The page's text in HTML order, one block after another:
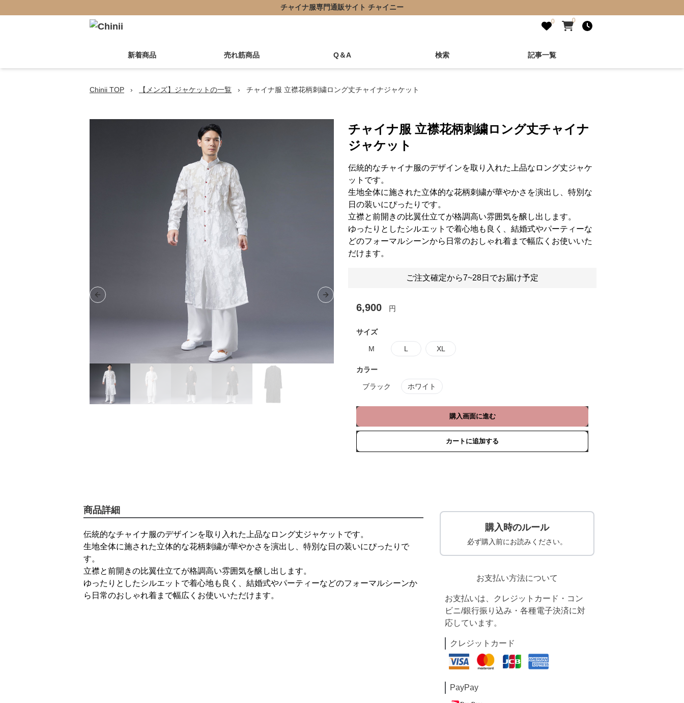
チャイナ服専門通販サイト チャイニー
0 0
新着商品 売れ筋商品 Q＆A 検索 記事一覧
Chinii TOP › 【メンズ】ジャケットの一覧 › チャイナ服 立襟花柄刺繍ロング丈チャイナジャケット
Previous slide Next slide
チャイナ服 立襟花柄刺繍ロング丈チャイナ
ジャケット
伝統的なチャイナ服のデザインを取り入れた上品なロング丈ジャケ
ットです。
生地全体に施された立体的な花柄刺繍が華やかさを演出し、特別な
日の装いにぴったりです。
立襟と前開きの比翼仕立てが格調高い雰囲気を醸し出します。
ゆったりとしたシルエットで着心地も良く、結婚式やパーティーな
どのフォーマルシーンから日常のおしゃれ着まで幅広くお使いいた
だけます。
ご注文確定から7~28日でお届け予定
6,900 円
サイズ
M L XL
カラー
ブラック ホワイト
購入画面に進む
カートに追加する
商品詳細
伝統的なチャイナ服のデザインを取り入れた上品なロング丈ジャケットです。
生地全体に施された立体的な花柄刺繍が華やかさを演出し、特別な日の装いにぴったりで
す。
立襟と前開きの比翼仕立てが格調高い雰囲気を醸し出します。
ゆったりとしたシルエットで着心地も良く、結婚式やパーティーなどのフォーマルシーンか
ら日常のおしゃれ着まで幅広くお使いいただけます。
購入時のルール
必ず購入前にお読みください。
お支払い方法について
お支払いは、クレジットカード・コン
ビニ/銀行振り込み・各種電子決済に対
応しています。
クレジットカード
PayPay